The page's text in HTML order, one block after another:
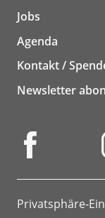
Jobs
Agenda
Kontakt /
Newsletter
Privatsphäre-